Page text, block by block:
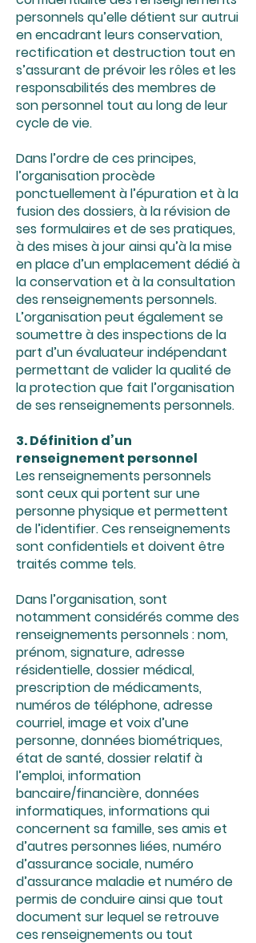
personnels qu’elle détient sur autrui
en encadrant leurs conservation,
rectification et destruction tout en
s’assurant de prévoir les rôles et les
responsabilités des membres de
son personnel tout au long de leur
cycle de vie.
Dans l’ordre de ces principes,
l’organisation procède
ponctuellement à l’épuration et à la
fusion des dossiers, à la révision de
ses formulaires et de ses pratiques,
à des mises à jour ainsi qu’à la mise
en place d’un emplacement dédié à
la conservation et à la consultation
des renseignements personnels.
L’organisation peut également se
soumettre à des inspections de la
part d’un évaluateur indépendant
permettant de valider la qualité de
la protection que fait l’organisation
de ses renseignements personnels.
3. Définition d’un
renseignement personnel
Les renseignements personnels
sont ceux qui portent sur une
personne physique et permettent
de l’identifier. Ces renseignements
sont confidentiels et doivent être
traités comme tels.
Dans l’organisation, sont
notamment considérés comme des
renseignements personnels : nom,
prénom, signature, adresse
résidentielle, dossier médical,
prescription de médicaments,
numéros de téléphone, adresse
courriel, image et voix d’une
personne, données biométriques,
état de santé, dossier relatif à
l’emploi, information
bancaire/financière, données
informatiques, informations qui
concernent sa famille, ses amis et
d’autres personnes liées, numéro
d’assurance sociale, numéro
d’assurance maladie et numéro de
permis de conduire ainsi que tout
document sur lequel se retrouve
ces renseignements ou tout